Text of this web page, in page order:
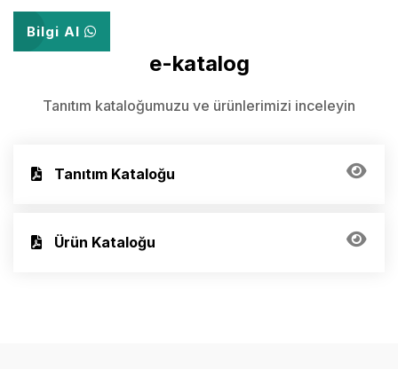
Bilgi Al
e-katalog
Tanıtım kataloğumuzu ve ürünlerimizi inceleyin
Tanıtım Kataloğu
Ürün Kataloğu